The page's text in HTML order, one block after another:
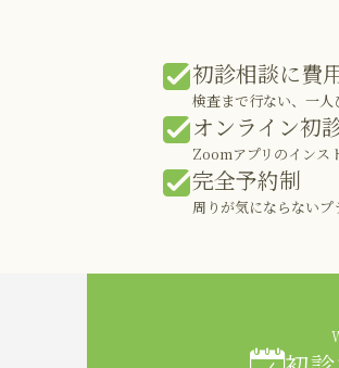
初診相談に費
検査まで行ない、一
オンライン初
Zoomアプリのインス
完全予約制
周りが気にならないプ